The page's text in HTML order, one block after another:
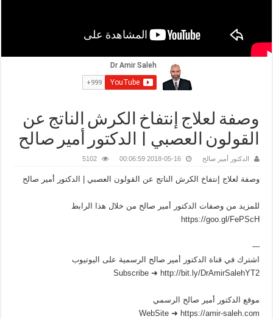
وصفة لعلاج إنتفاخ الكرش الناتج عن
القولون العصبي | الدكتور أمير صالح
الدكتور أمير صالح 2018-05-16 00:06:59
5102
وصفة لعلاج إنتفاخ الكرش الناتج عن القولون العصبي | الدكتور أمير صالح
للمزيد من وصفات الدكتور أمير صالح من خلال هذا الرابط
https://goo.gl/FePScH
---
اشترك في قناة الدكتور أمير صالح الرسمية على اليوتيوب
Subscribe ➜ http://bit.ly/DrAmirSalehYT2
موقع الدكتور أمير صالح الرسمي
WebSite ➜ https://amir-saleh.com